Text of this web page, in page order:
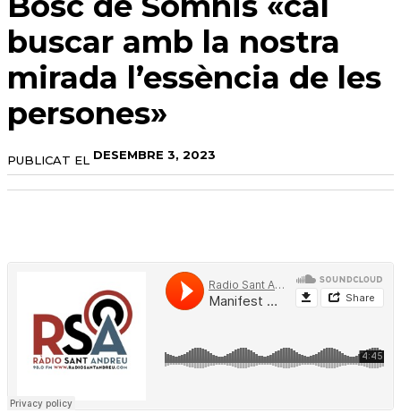
buscar amb la nostra
mirada l’essència de les
persones»
PUBLICAT EL DESEMBRE 3, 2023